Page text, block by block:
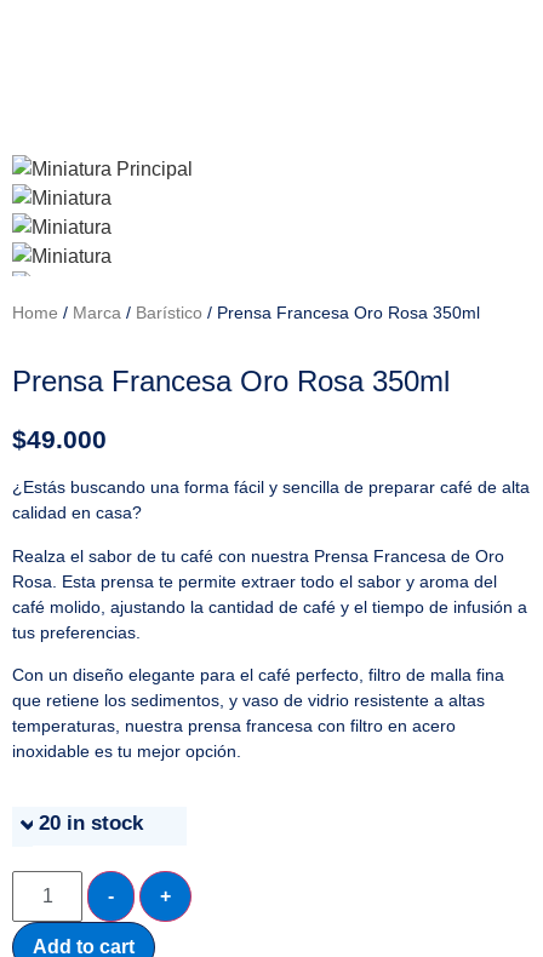
Home / Marca / Barístico / Prensa Francesa Oro Rosa 350ml
Prensa Francesa Oro Rosa 350ml
$49.000
¿Estás buscando una forma fácil y sencilla de preparar café de alta
calidad en casa?
Realza el sabor de tu café con nuestra Prensa Francesa de Oro
Rosa. Esta prensa te permite extraer todo el sabor y aroma del
café molido, ajustando la cantidad de café y el tiempo de infusión a
tus preferencias.
Con un diseño elegante para el café perfecto, filtro de malla fina
que retiene los sedimentos, y vaso de vidrio resistente a altas
temperaturas, nuestra prensa francesa con filtro en acero
inoxidable es tu mejor opción.
20 in stock
- +
Add to cart